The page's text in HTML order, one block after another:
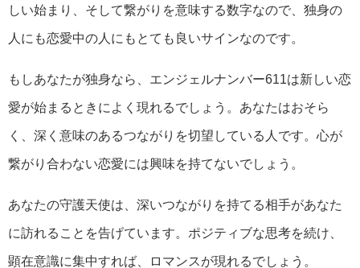
しい始まり、そして繋がりを意味する数字なので、独身の
人にも恋愛中の人にもとても良いサインなのです。
もしあなたが独身なら、エンジェルナンバー611は新しい恋
愛が始まるときによく現れるでしょう。あなたはおそら
く、深く意味のあるつながりを切望している人です。心が
繋がり合わない恋愛には興味を持てないでしょう。
あなたの守護天使は、深いつながりを持てる相手があなた
に訪れることを告げています。ポジティブな思考を続け、
顕在意識に集中すれば、ロマンスが現れるでしょう。